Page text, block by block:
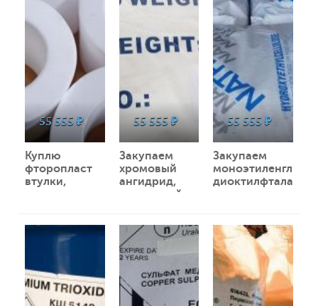
55 555 ₽
Куплю
фторопласт
втулки,
неликвиды,
лежалый по
55 555 ₽
Закупаем
хромовый
ангидрид,
натр едкий,
другое
неликвиды по
РФ
55 555 ₽
Закупаем
диоктилфталат,
неликвиды по
РФ